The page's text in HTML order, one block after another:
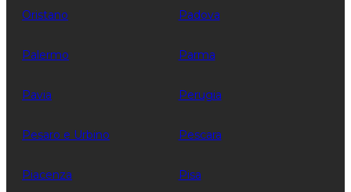
Oristano Padova
Palermo Parma
Pavia Perugia
Pesaro e Urbino Pescara
Piacenza Pisa